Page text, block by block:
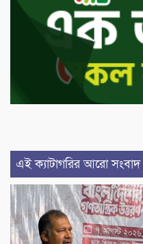
এই ক্যাটাগরির আরো সংবাদ